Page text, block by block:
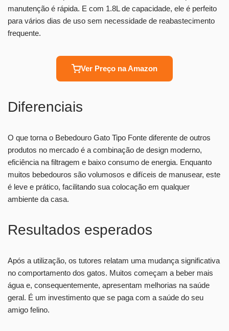
manutenção é rápida. E com 1.8L de capacidade, ele é perfeito
para vários dias de uso sem necessidade de reabastecimento
frequente.
Ver Preço na Amazon
Diferenciais
O que torna o Bebedouro Gato Tipo Fonte diferente de outros
produtos no mercado é a combinação de design moderno,
eficiência na filtragem e baixo consumo de energia. Enquanto
muitos bebedouros são volumosos e difíceis de manusear, este
é leve e prático, facilitando sua colocação em qualquer
ambiente da casa.
Resultados esperados
Após a utilização, os tutores relatam uma mudança significativa
no comportamento dos gatos. Muitos começam a beber mais
água e, consequentemente, apresentam melhorias na saúde
geral. É um investimento que se paga com a saúde do seu
amigo felino.